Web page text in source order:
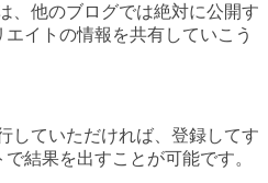
、他のブログでは絶対に公開す
イトの情報を共有していこう
していただければ、登録してす
結果を出すことが可能です。